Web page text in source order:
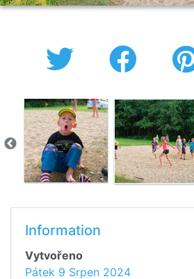
Information
Vytvořeno
Pátek 9 Srpen 2024